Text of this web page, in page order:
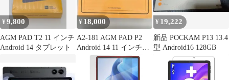
¥9,800
AGM PAD T2 11 インチ
Android 14 タブレット
¥ 18,000
A2-181 AGM PAD P2
Android 14 11 インチタ
ブレット
¥ 19,222
新品 POCKAM P13 13.4
型 Android16 128GB